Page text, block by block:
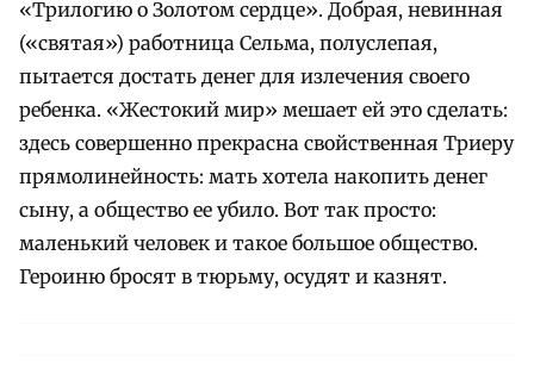
«Трилогию о Золотом сердце». Добрая, невинная
(«святая») работница Сельма, полуслепая,
пытается достать денег для излечения своего
ребенка. «Жестокий мир» мешает ей это сделать:
здесь совершенно прекрасна свойственная Триеру
прямолинейность: мать хотела накопить денег
сыну, а общество ее убило. Вот так просто:
маленький человек и такое большое общество.
Героиню бросят в тюрьму, осудят и казнят.